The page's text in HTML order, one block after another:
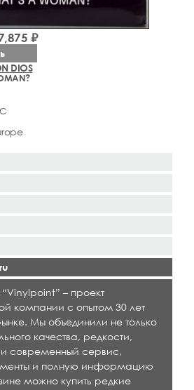
DIOS
₽
– проект
компании с опытом 30 лет
Мы объединили не только
качества, редкости,
современный сервис,
и полную информацию
можно купить редкие